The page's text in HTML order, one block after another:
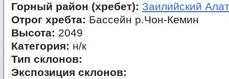
Горный район (хребет): Заилийский
Отрог хребта: Бассейн р.Чон-Кемин
Высота: 2049
Категория: н/к
Тип склонов:
Экспозиция склонов: